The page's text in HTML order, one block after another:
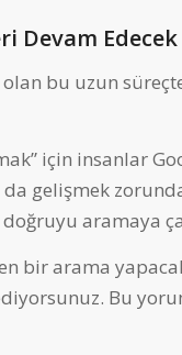
Devam
olan bu uzun
için insanlar
da gelişmek
aramaya
bir arama
Bu